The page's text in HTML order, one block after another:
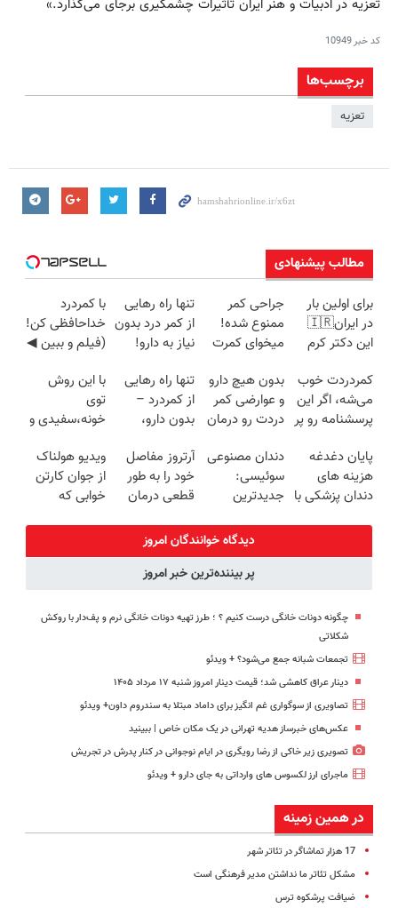
تعزیه در ادبیات و هنر ایران تأثیرات چشمگیری برجای می‌گذارد.»
کد خبر10949
برچسب‌ها
تعزیه
مطالب پیشنهادی
برای اولین بار
در ایران🇮🇷
این دکتر کرم
روزه ساخت!
جراحی کمر
ممنوع شده!
میخوای کمرت
درمان کنی؟
((پرسش‌نامه))
تنها راه رهایی
از کمر درد بدون
نیاز به دارو!
با کمردرد
خداحافظی کن!
(فیلم و ببین ◀
پرکن)
کمردردت خوب
می‌شه، اگر این
پرسشنامه رو پر
بدون هیچ دارو
و عوارضی کمر
دردت رو درمان
(پرسش‌نامه)
تنها راه رهایی
از کمردرد –
بدون دارو،
«فرم پر کن»
با این روش
توی
خونه،سفیدی و
برگردون
(40%off)
پایان دغدغه
هزینه های
دندان پزشکی با
دندان مصنوعی
سوئیسی:
جدیدترین
سبک و مقاوم |
پرداخت قسطی
آرتروز مفاصل
خود را به طور
قطعی درمان
◗پرسش‌نامه◖
ویدیو هولناک
از جوان کارتن
خوابی که
دیدگاه خوانندگان امروز
پر بیننده‌ترین خبر امروز
چگونه دونات خانگی درست کنیم ؟ ؛ طرز تهیه دونات خانگی نرم و پف‌دار با روکش
شکلاتی
تجمعات شبانه جمع می‌شود؟ + ویدئو
دینار عراق کاهشی شد؛ قیمت دینار امروز شنبه ۱۷ مرداد ۱۴۰۵
تصاویری از سوگواری غم انگیز برای داماد مبتلا به سندروم داون+ ویدئو
عکس‌های خبرساز هدیه تهرانی در یک مکان خاص | ببینید
تصویری زیر خاکی از رضا رویگری در ایام نوجوانی در کنار پدرش در تجریش
ماجرای ارز لکسوس های وارداتی به جای دارو + ویدئو
در همین زمینه
17 هزار تماشاگر در تئاتر شهر
مشکل تئاتر ما نداشتن مدیر فرهنگی است
ضیافت پرشکوه ترس